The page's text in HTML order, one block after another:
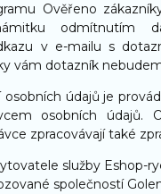
Ověřeno
odmítnutím
v e-mailu s
vám dotazník
osobních údajů je
osobních údajů.
zpracovávají také
služby Eshop-
společností